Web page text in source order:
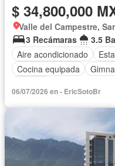
$ 34,800,000
Valle del Campestre,
3 Recámaras
3.5
Aire acondicionado
Cocina equipada
06/07/2026 en - EricSotoBr